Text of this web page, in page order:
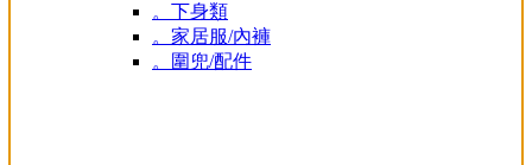
。下身類
。家居服/內褲
。圍兜/配件